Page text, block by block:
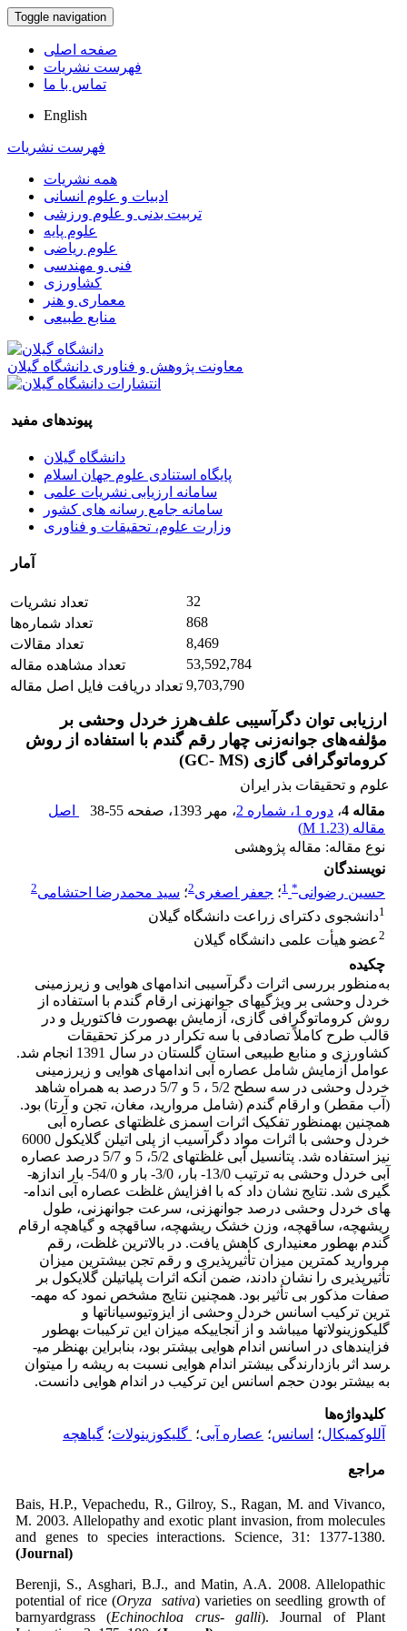
Toggle navigation
صفحه اصلی
فهرست نشریات
تماس با ما
English
فهرست نشریات
همه نشریات
ادبیات و علوم انسانی
تربیت بدنی و علوم ورزشی
علوم پایه
علوم ریاضی
فنی و مهندسی
کشاورزی
معماری و هنر
منابع طبیعی
معاونت پژوهش و فناوری دانشگاه گیلان
پیوندهای مفید
دانشگاه گیلان
پایگاه استنادی علوم جهان اسلام
سامانه ارزیابی نشریات علمی
سامانه جامع رسانه های کشور
وزارت علوم، تحقیقات و فناوری
آمار
تعداد نشریات
32
تعداد شماره‌ها
868
تعداد مقالات
8,469
تعداد مشاهده مقاله
53,592,784
تعداد دریافت فایل اصل مقاله 9,703,790
ارزیابی توان دگرآسیبی علف‌هرز خردل وحشی بر
مؤلفه‌های جوانه‌زنی چهار رقم گندم با استفاده از روش
کروماتوگرافی گازی (GC- MS)
علوم و تحقیقات بذر ایران
مقاله 4
، دوره 1، شماره 2 ، مهر 1393 ، صفحه 38-55
اصل
مقاله (1.23 M
)
نوع مقاله: مقاله پژوهشی
نویسندگان
حسین رضوانی*
1؛ جعفر اصغری2؛ سید محمدرضا احتشامی2
1دانشجوی دکترای زراعت دانشگاه گیلان
2عضو هیأت علمی دانشگاه گیلان
چکیده
به‌منظور بررسی اثرات دگرآسیبی اندام­های هوایی و زیرزمینی
خردل وحشی بر ویژگی­های جوانه­زنی ارقام گندم با استفاده از
روش کروماتوگرافی گازی، آزمایش به­صورت فاکتوریل و در
قالب طرح کاملاً تصادفی با سه تکرار در مرکز تحقیقات
کشاورزی و منابع طبیعی استان گلستان در سال 1391 انجام شد.
عوامل آزمایش شامل عصاره آبی اندام­های هوایی و زیرزمینی
خردل وحشی در سه سطح 5/2 ، 5 و 5/7 درصد به همراه شاهد
(آب مقطر) و ارقام گندم (شامل مروارید، مغان، تجن و آرتا) بود.
همچنین به­منظور تفکیک اثرات اسمزی غلظت­های عصاره آبی
خردل وحشی با اثرات مواد دگرآسیب از پلی اتیلن گلایکول 6000
نیز استفاده شد. پتانسیل آبی غلظت­های 5/2، 5 و 5/7 درصد عصاره
آبی خردل وحشی به ترتیب 13/0- بار، 3/0- بار و 54/0- بار اندازه­
گیری شد. نتایج نشان داد که با افزایش غلظت عصاره آبی اندام­
های خردل وحشی درصد جوانه­زنی، سرعت جوانه­زنی، طول
ریشه­چه، ساقه­چه، وزن خشک ریشه­چه، ساقه­چه و گیاهچه ارقام
گندم به­طور معنی­داری کاهش یافت. در بالاترین غلظت، رقم
مروارید کمترین میزان تأثیرپذیری و رقم تجن بیشترین میزان
تأثیرپذیری را نشان دادند، ضمن آن­که اثرات پلی­اتیلن گلایکول بر
صفات مذکور بی تأثیر بود. همچنین نتایج مشخص نمود که مهم­
ترین ترکیب اسانس خردل وحشی از ایزوتیوسیانات­ها و
گلیکوزینولات­ها می­باشد و از آنجایی­که میزان این ترکیبات به­طور
فزاینده­ای در اسانس اندام هوایی بیشتر بود، بنابراین به­نظر می­
رسد اثر بازدارندگی بیشتر اندام هوایی نسبت به ریشه را می­توان
به بیشتر بودن حجم اسانس این ترکیب در اندام هوایی دانست.
کلیدواژه‌ها
آللوکمیکال؛ اسانس؛ عصاره آبی؛ ‌ گلیکوزینولات؛ گیاهچه
مراجع
Bais, H.P., Vepachedu, R., Gilroy, S., Ragan, M. and Vivanco,
M. 2003. Allelopathy and exotic plant invasion, from molecules
and genes to species interactions. Science, 31: 1377-1380.
(Journal)
Berenji, S., Asghari, B.J., and Matin, A.A. 2008. Allelopathic
potential of rice (Oryza sativa) varieties on seedling growth of
barnyardgrass (Echinochloa crus- galli). Journal of Plant